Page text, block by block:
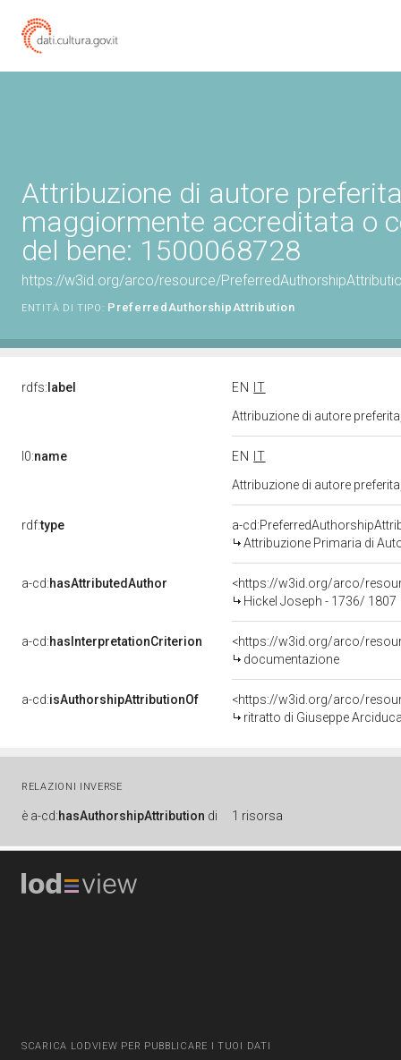
Attribuzione di autore
maggiormente accreditata o
del bene: 1500068728
https://w3id.org/arco/resource/
ENTITÀ DI TIPO: PreferredAuthorshipAttribution
rdfs: label EN
IT
Attribuzione di autore
l0:name EN
IT
Attribuzione di autore
rdf:type
a-
Attribuzione Primaria di
a-cd:hasAttributedAuthor
<https://w3id.org/arco/
Hickel Joseph - 1736/ 1807
a-cd:hasInterpretationCriterion
<https://w3id.org/arco/
documentazione
a-cd:isAuthorshipAttributionOf
<https://w3id.org/arco/
ritratto di Giuseppe
RELAZIONI INVERSE
è a-cd:hasAuthorshipAttribution di 1 risorsa
SCARICA LODVIEW PER PUBBLICARE I TUOI DATI